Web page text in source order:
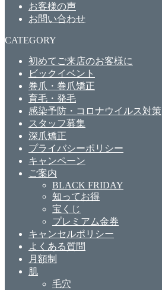
お客様の声
お問い合わせ
CATEGORY
初めてご来店のお客様に
ビックイベント
巻爪・巻爪矯正
育毛・発毛
感染予防・コロナウイルス対策
スタッフ募集
深爪矯正
プライバシーポリシー
キャンペーン
ご案内
BLACK FRIDAY
知ってお得
宝くじ
プレミアム金券
キャンセルポリシー
よくある質問
月額制
肌
毛穴